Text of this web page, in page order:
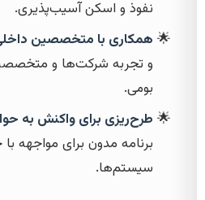
نفوذ و اسکن آسیب‌پذیری.
همکاری با متخصصین
و تجربه شرکت‌ها و
بومی.
طرح‌ریزی برای واکنش به
برنامه مدون برای مواجهه
سیستم‌ها.